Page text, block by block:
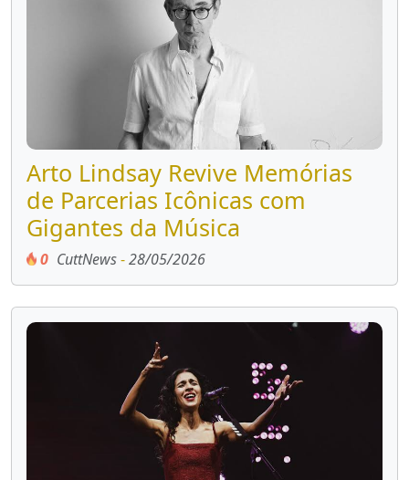
Arto Lindsay Revive Memórias
de Parcerias Icônicas com
Gigantes da Música
0 CuttNews-28/05/2026